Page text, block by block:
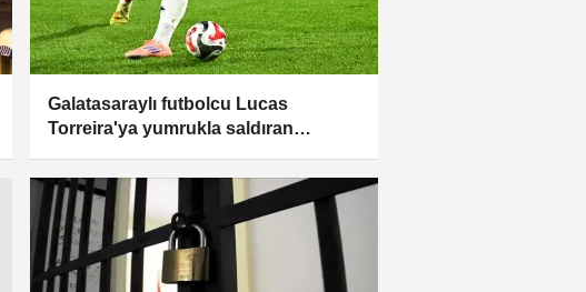
Galatasaraylı futbolcu Lucas
Torreira'ya yumrukla saldıran
düzenlendi